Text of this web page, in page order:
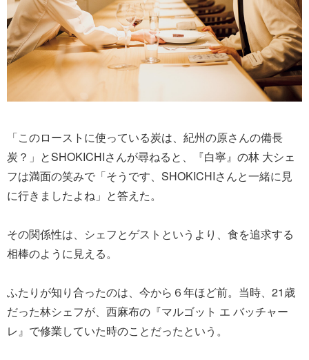
「このローストに使っている炭は、紀州の原さんの備長
炭？」とSHOKICHIさんが尋ねると、『白寧』の林 大シェ
フは満面の笑みで「そうです、SHOKICHIさんと一緒に見
に行きましたよね」と答えた。
その関係性は、シェフとゲストというより、食を追求する
相棒のように見える。
ふたりが知り合ったのは、今から６年ほど前。当時、21歳
だった林シェフが、西麻布の『マルゴット エ バッチャー
レ』で修業していた時のことだったという。